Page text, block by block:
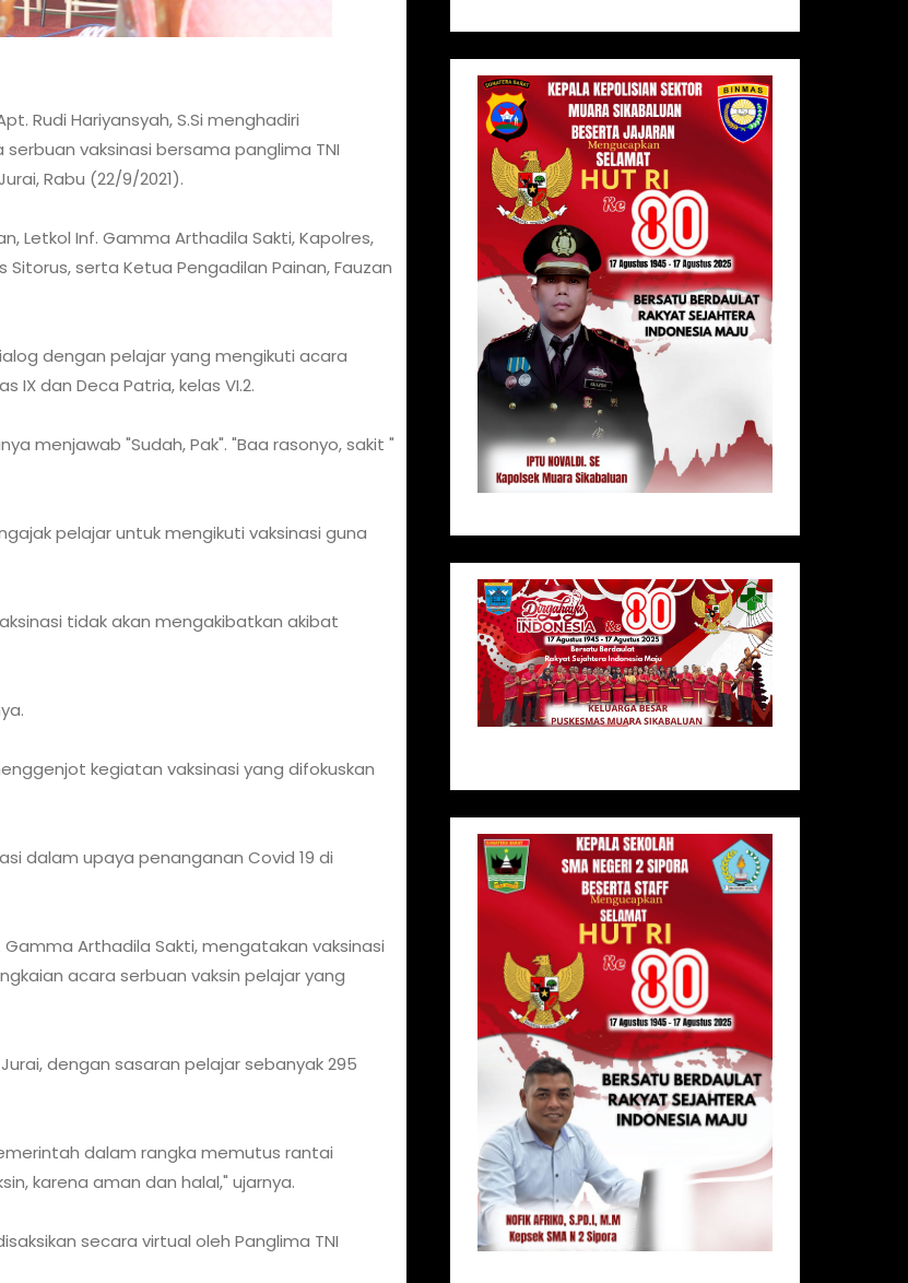
Rudi Hariyansyah, S.Si menghadiri
vaksinasi bersama panglima TNI
Rabu (22/9/2021).
Letkol Inf. Gamma Arthadila Sakti, Kapolres,
Sitorus, serta Ketua Pengadilan Painan, Fauzan
dengan pelajar yang mengikuti acara
IX dan Deca Patria, kelas VI.2.
menjawab "Sudah, Pak". "Baa rasonyo, sakit "
pelajar untuk mengikuti vaksinasi guna
tidak akan mengakibatkan akibat
kegiatan vaksinasi yang difokuskan
dalam upaya penanganan Covid 19 di
Gamma Arthadila Sakti, mengatakan vaksinasi
acara serbuan vaksin pelajar yang
dengan sasaran pelajar sebanyak 295
dalam rangka memutus rantai
karena aman dan halal," ujarnya.
secara virtual oleh Panglima TNI